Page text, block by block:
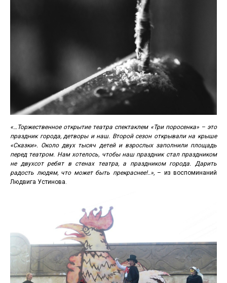
«…Торжественное открытие театра спектаклем «Три поросенка» – это
праздник города, детворы и наш. Второй сезон открывали на крыше
«Сказки». Около двух тысяч детей и взрослых заполнили площадь
перед театром. Нам хотелось, чтобы наш праздник стал праздником
не двухсот ребят в стенах театра, а праздником города. Дарить
радость людям, что может быть прекраснее!..», – из воспоминаний
Людвига Устинова.